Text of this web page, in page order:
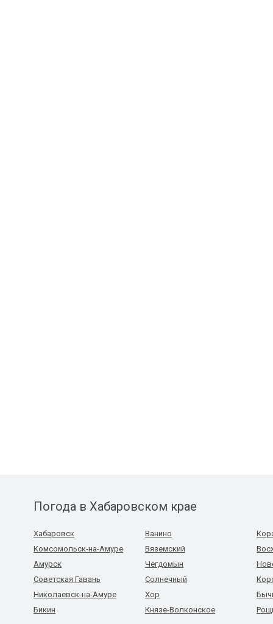
Погода в Хабаровском крае
Хабаровск
Комсомольск-на-Амуре
Амурск
Советская Гавань
Николаевск-на-Амуре
Бикин
Ванино
Вяземский
Чегдомын
Солнечный
Хор
Князе-Волконское